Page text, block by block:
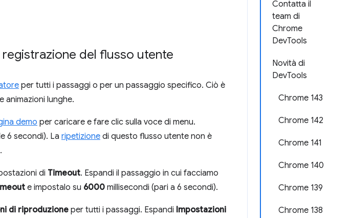
Contatta il
team di
Chrome
DevTools
Novità di
DevTools
Chrome 143
Chrome 142
Chrome 141
Chrome 140
Chrome 139
Chrome 138
del flusso utente
per tutti i passaggi o per un passaggio specifico. Ciò è
animazioni lunghe.
demo per caricare e fare clic sulla voce di menu.
6 secondi). La ripetizione di questo flusso utente non è
di Timeout. Espandi il passaggio in cui facciamo
e impostalo su 6000 millisecondi (pari a 6 secondi).
di riproduzione per tutti i passaggi. Espandi Impostazioni